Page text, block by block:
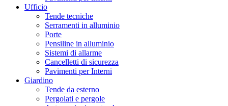
Ufficio
Tende tecniche
Serramenti in alluminio
Porte
Pensiline in alluminio
Sistemi di allarme
Cancelletti di sicurezza
Pavimenti per Interni
Giardino
Tende da esterno
Pergolati e pergole